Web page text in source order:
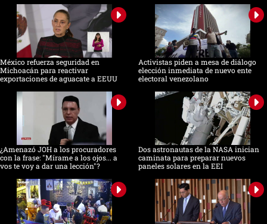
seconds
México refuerza seguridad en
Michoacán para reactivar
exportaciones de aguacate a EEUU
Activistas piden a mesa de diálogo
elección inmediata de nuevo ente
electoral venezolano
¿Amenazó JOH a los procuradores
con la frase: "Mírame a los ojos... a
vos te voy a dar una lección"?
Dos astronautas de la NASA inician
caminata para preparar nuevos
paneles solares en la EEI